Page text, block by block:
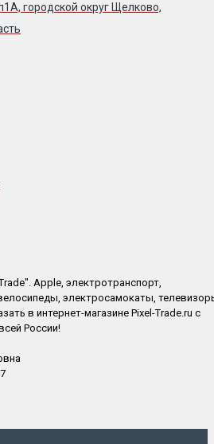
городской округ Щелково,
Apple, электротранспорт,
электросамокаты,
в интернет-магазине Pixel-Trade.ru с
России!